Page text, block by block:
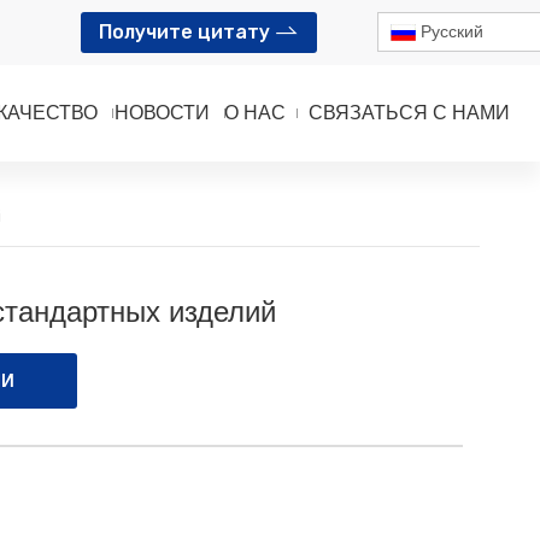
Получите цитату Pусский
КАЧЕСТВО НОВОСТИ О НАС СВЯЗАТЬСЯ С НАМИ
изделий